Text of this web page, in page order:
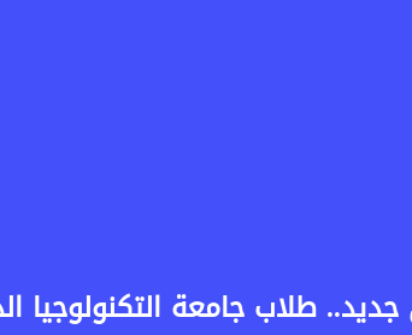
جديد.. طلاب جامعة التكنولوجيا